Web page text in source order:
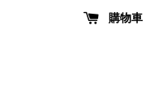
購物車